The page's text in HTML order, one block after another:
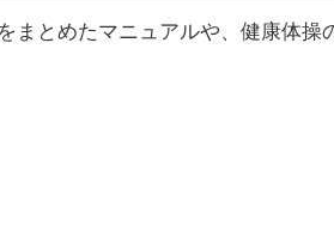
とめたマニュアルや、健康体操